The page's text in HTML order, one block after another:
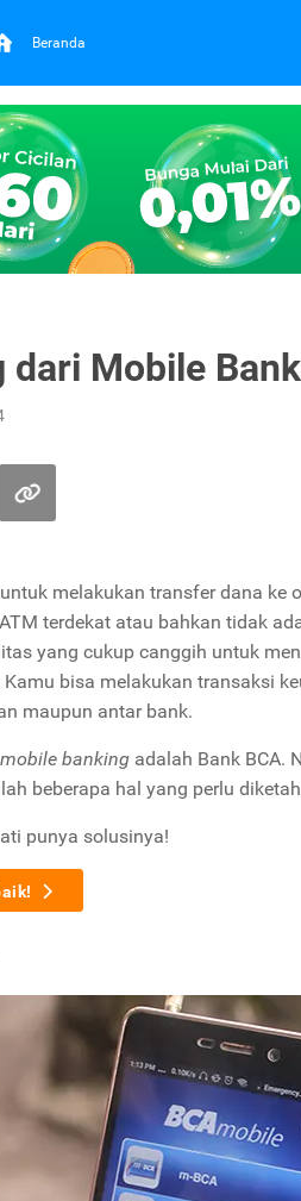
Beranda
dari Mobile
melakukan transfer dana ke
terdekat atau bahkan tidak
yang cukup canggih untuk
Kamu bisa melakukan transaksi
maupun antar bank.
mobile banking adalah Bank BCA.
beberapa hal yang perlu
punya solusinya!